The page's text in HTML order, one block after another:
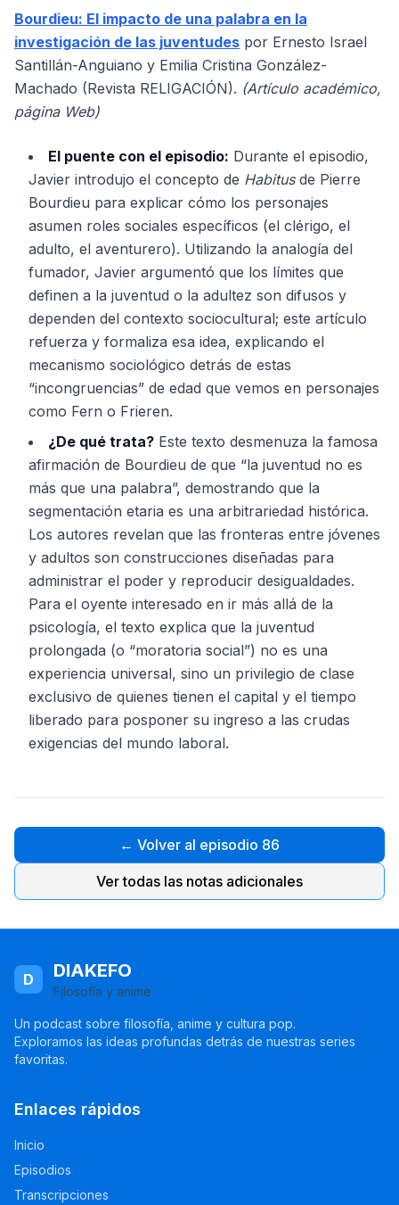
Bourdieu: El impacto de una palabra en la
investigación de las juventudes por Ernesto Israel
Santillán-Anguiano y Emilia Cristina González-
Machado (Revista RELIGACIÓN). (Artículo académico,
página Web)
El puente con el episodio: Durante el episodio,
Javier introdujo el concepto de Habitusde Pierre
Bourdieu para explicar cómo los personajes
asumen roles sociales específicos (el clérigo, el
adulto, el aventurero). Utilizando la analogía del
fumador, Javier argumentó que los límites que
definen a la juventud o la adultez son difusos y
dependen del contexto sociocultural; este artículo
refuerza y formaliza esa idea, explicando el
mecanismo sociológico detrás de estas
“incongruencias” de edad que vemos en personajes
como Fern o Frieren.
¿De qué trata? Este texto desmenuza la famosa
afirmación de Bourdieu de que “la juventud no es
más que una palabra”, demostrando que la
segmentación etaria es una arbitrariedad histórica.
Los autores revelan que las fronteras entre jóvenes
y adultos son construcciones diseñadas para
administrar el poder y reproducir desigualdades.
Para el oyente interesado en ir más allá de la
psicología, el texto explica que la juventud
prolongada (o “moratoria social”) no es una
experiencia universal, sino un privilegio de clase
exclusivo de quienes tienen el capital y el tiempo
liberado para posponer su ingreso a las crudas
exigencias del mundo laboral.
← Volver al episodio 86
Ver todas las notas adicionales
D DIAKEFO
Filosofía y anime
Un podcast sobre filosofía, anime y cultura pop.
Exploramos las ideas profundas detrás de nuestras series
favoritas.
Enlaces rápidos
Inicio
Episodios
Transcripciones